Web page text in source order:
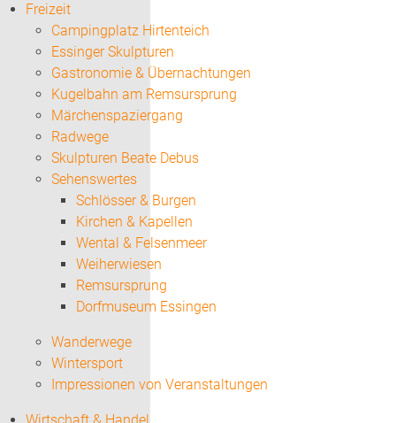
Freizeit
Campingplatz Hirtenteich
Essinger Skulpturen
Gastronomie & Übernachtungen
Kugelbahn am Remsursprung
Märchenspaziergang
Radwege
Skulpturen Beate Debus
Sehenswertes
Schlösser & Burgen
Kirchen & Kapellen
Wental & Felsenmeer
Weiherwiesen
Remsursprung
Dorfmuseum Essingen
Wanderwege
Wintersport
Impressionen von Veranstaltungen